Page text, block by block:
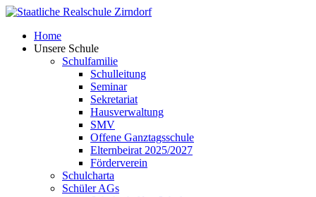
Skip
contentHome
Unsere Schule
Schulfamilie
Schulleitung
Seminar
Sekretariat
Hausverwaltung
SMV
Offene Ganztagsschule
Elternbeirat 2025/2027
Förderverein
Schulcharta
Schüler AGs